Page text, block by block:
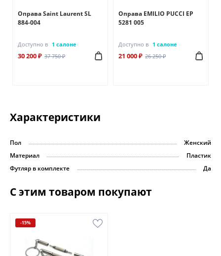
Оправа Saint Laurent SL
884-004
Доступно в 1 салоне
30 200 ₽ 37 750 ₽
Оправа EMILIO PUCCI EP
5281 005
Доступно в 1 салоне
21 000 ₽ 26 250 ₽
Характеристики
Пол
Женский
Материал
Пластик
Футляр в комплекте
Да
С этим товаром покупают
-15%